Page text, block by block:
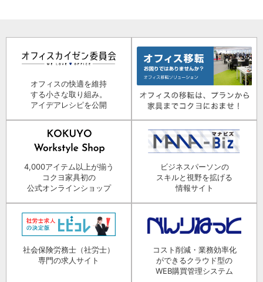
オフィスの快適を維持
する小さな取り組み。
アイデアレシピを公開
4,000アイテム以上が揃う
コクヨ家具初の
公式オンラインショップ
ビジネスパーソンの
スキルと視野を拡げる
情報サイト
社会保険労務士（社労士）
専門の求人サイト
コスト削減・業務効率化
ができるクラウド型の
WEB購買管理システム